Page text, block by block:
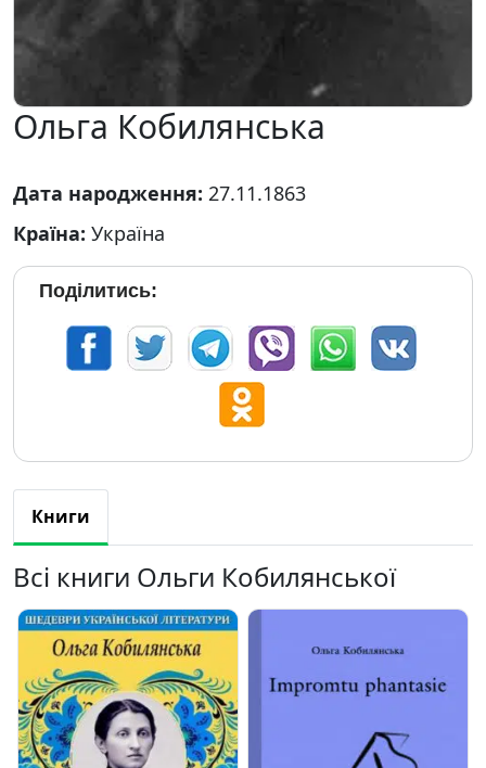
Ольга Кобилянська
Дата народження: 27.11.1863
Країна: Україна
Поділитись:
Книги
Всі книги Ольги Кобилянської